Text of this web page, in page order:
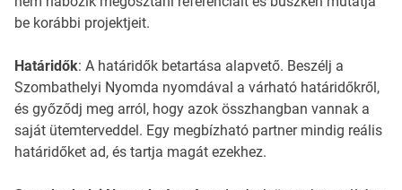
be korábbi projektjeit.
Határidők: A határidők betartása alapvető. Beszélj a
Szombathelyi Nyomda nyomdával a várható határidőkről,
és győződj meg arról, hogy azok összhangban vannak a
saját ütemterveddel. Egy megbízható partner mindig reális
határidőket ad, és tartja magát ezekhez.